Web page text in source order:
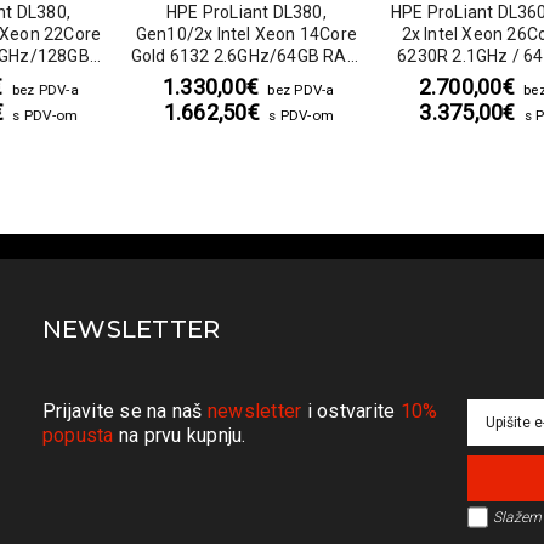
DL380,
22Core
128GB
+ 8SFF U.2
S100i
bez PDV-a
s PDV-om
HPE ProLiant DL380,
Gen10/2x Intel Xeon 14Core
Gold 6132 2.6GHz/64GB RAM
8SFF SATA + 8SFF U.2
NVMe/Bay 0HDD S100i
RAID/2x 500W
1.330,00€ bez PDV-a
1.662,50€ s PDV-om
HPE ProLiant
2x Intel Xeon
6230R 2.1GHz /
8SFF / no HDD /
2x 500W
2.700,00€
3.375,00€ s
NEWSLETTER
Prijavite se na naš newsletter i ostvarite 10%
popusta na prvu kupnju.